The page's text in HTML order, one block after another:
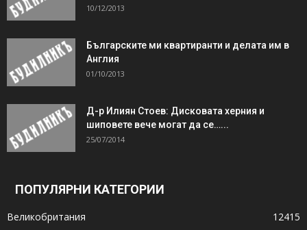
10/12/2013
Българските ми квартиранти и делата им в
Англия
01/10/2013
Д-р Илиян Стоев: Дисковата херния и
шиповете вече могат да се…...
25/07/2014
ПОПУЛЯРНИ КАТЕГОРИИ
Великобритания
12415